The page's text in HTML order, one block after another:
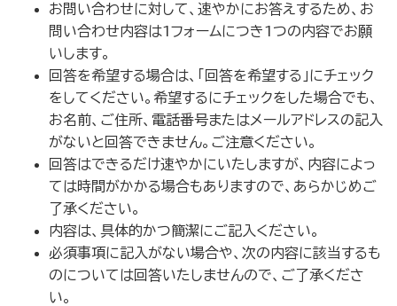
お問い合わせに対して、速やかにお答えするため、お
問い合わせ内容は1フォームにつき1つの内容でお願
いします。
回答を希望する場合は、「回答を希望する」にチェック
をしてください。希望するにチェックをした場合でも、
お名前、ご住所、電話番号またはメールアドレスの記入
がないと回答できません。ご注意ください。
回答はできるだけ速やかにいたしますが、内容によっ
ては時間がかかる場合もありますので、あらかじめご
了承ください。
内容は、具体的かつ簡潔にご記入ください。
必須事項に記入がない場合や、次の内容に該当するも
のについては回答いたしませんので、ご了承くださ
い。